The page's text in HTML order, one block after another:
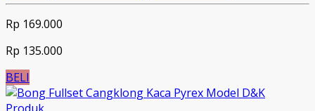
Rp 169.000
Rp 135.000
BELI